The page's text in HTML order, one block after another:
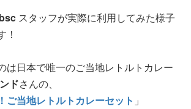
スタッフが実際に利用してみた様子
！
は日本で唯一のご当地レトルトカレー
ドさんの、
ご当地レトルトカレーセット 」